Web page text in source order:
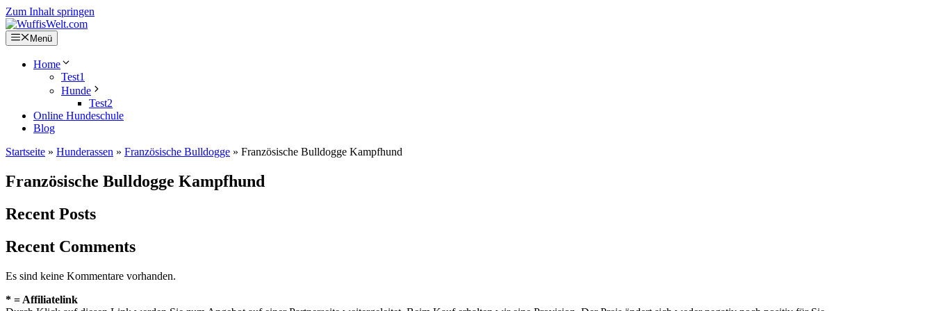
Zum Inhalt springen
Menü
Home
Test1
Hunde
Test2
Online Hundeschule
Blog
Startseite » Hunderassen » Französische Bulldogge » Französische Bulldogge Kampfhund
Französische Bulldogge Kampfhund
Recent Posts
Recent Comments
Es sind keine Kommentare vorhanden.
* = Affiliatelink